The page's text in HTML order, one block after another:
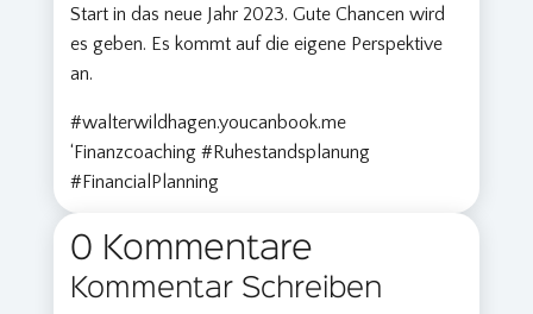
Start in das neue Jahr 2023. Gute Chancen wird
es geben. Es kommt auf die eigene Perspektive
an.
#walterwildhagen.youcanbook.me
‘Finanzcoaching #Ruhestandsplanung
#FinancialPlanning
0 Kommentare
Kommentar Schreiben